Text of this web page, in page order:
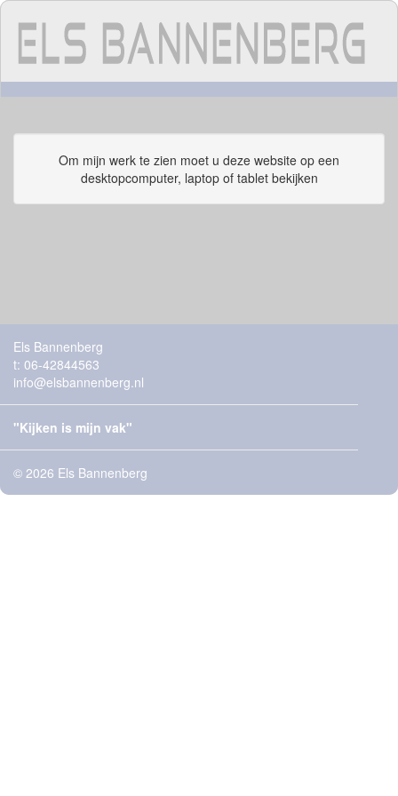
Om mijn werk te zien moet u deze website op een
desktopcomputer, laptop of tablet bekijken
Els Bannenberg
t: 06-42844563
info@elsbannenberg.nl
"Kijken is mijn vak"
© 2026 Els Bannenberg